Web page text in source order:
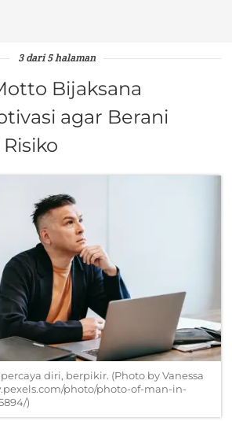
3 dari 5 halaman
Bijaksana
agar Berani
diri, berpikir. (Photo by Vanessa
photo/photo-of-man-in-
)